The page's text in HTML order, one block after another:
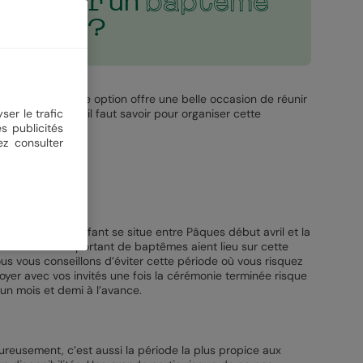
?
civil, chaque option offre une belle occasion de réunir
ici tout ce qu’il faut savoir pour organiser cette
son enfant se situe entre Pâques début avril et la
nombre important de baptêmes aient lieu sur cette
vous conseillons d’éviter cette période où vous risquez
avec vos invités une fois la cérémonie terminée risque
mois et demi à l’avance.
c’est aussi la période la plus propice aux
le trafic
publicités
consulter